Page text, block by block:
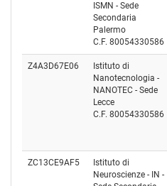
ISMN - Sede
Secondaria
Palermo
C.F. 80054330586
Z4A3D67E06
Istituto di
Nanotecnologia -
NANOTEC - Sede
Lecce
C.F. 80054330586
ZC13CE9AF5
Istituto di
Neuroscienze - IN -